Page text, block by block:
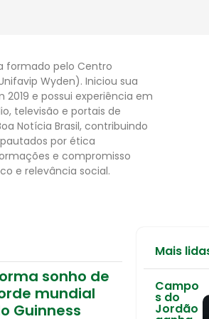
formado pelo Centro
Wyden). Iniciou sua
e possui experiência em
televisão e portais de
Notícia Brasil, contribuindo
por ética
e compromisso
e relevância social.
sonho de
mundial
Guinness
Mais
Campo
s do
Jordão